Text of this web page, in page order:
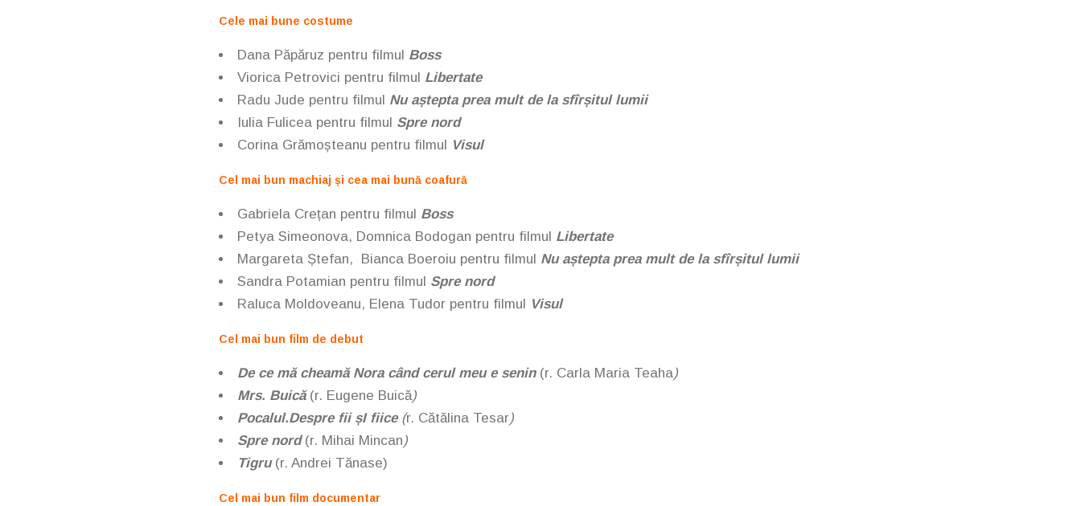
Cele mai bune costume
Dana Păpăruz pentru filmul Boss
Viorica Petrovici pentru filmul Libertate
Radu Jude pentru filmul Nu aștepta prea mult de la sfîrșitul lumii
Iulia Fulicea pentru filmul Spre nord
Corina Grămoșteanu pentru filmul Visul
Cel mai bun machiaj și cea mai bună coafură
Gabriela Crețan pentru filmul Boss
Petya Simeonova, Domnica Bodogan pentru filmul Libertate
Margareta Ștefan, Bianca Boeroiu pentru filmul Nu aștepta prea mult de la sfîrșitul lumii
Sandra Potamian pentru filmul Spre nord
Raluca Moldoveanu, Elena Tudor pentru filmul Visul
Cel mai bun film de debut
De ce mă cheamă Nora când cerul meu e senin (r. Carla Maria Teaha)
Mrs. Buică (r. Eugene Buică)
Pocalul.Despre fii șI fiice (r. Cătălina Tesar)
Spre nord (r. Mihai Mincan)
Tigru (r. Andrei Tănase)
Cel mai bun film documentar